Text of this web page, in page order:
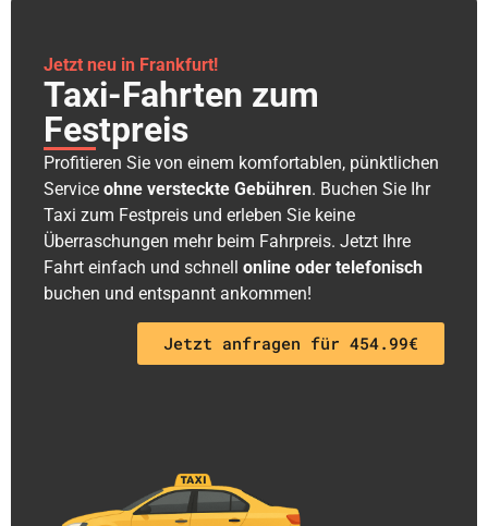
Jetzt neu in Frankfurt!
Taxi-Fahrten zum
Festpreis
Profitieren Sie von einem komfortablen, pünktlichen
Service ohne versteckte Gebühren. Buchen Sie Ihr
Taxi zum Festpreis und erleben Sie keine
Überraschungen mehr beim Fahrpreis. Jetzt Ihre
Fahrt einfach und schnell online oder telefonisch
buchen und entspannt ankommen!
Jetzt anfragen für 454.99€